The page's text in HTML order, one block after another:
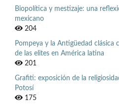
Biopolítica y mestizaje: una
mexicano
204
Pompeya y la Antigüedad clásica
de las elites en América latina
201
Grafiti: exposición de la
Potosí
175